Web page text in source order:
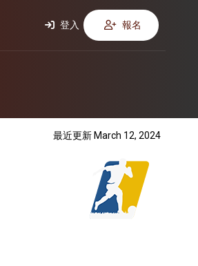
登入 報名
最近更新 March 12, 2024